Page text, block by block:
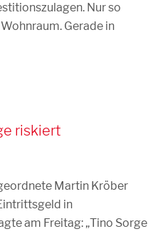
Nur so
Gerade in
riskiert
Martin Kröber
in
am Freitag: „Tino Sorge